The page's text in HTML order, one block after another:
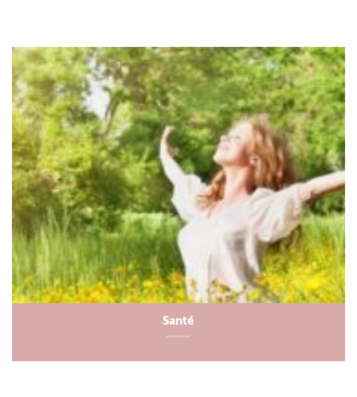
Santé